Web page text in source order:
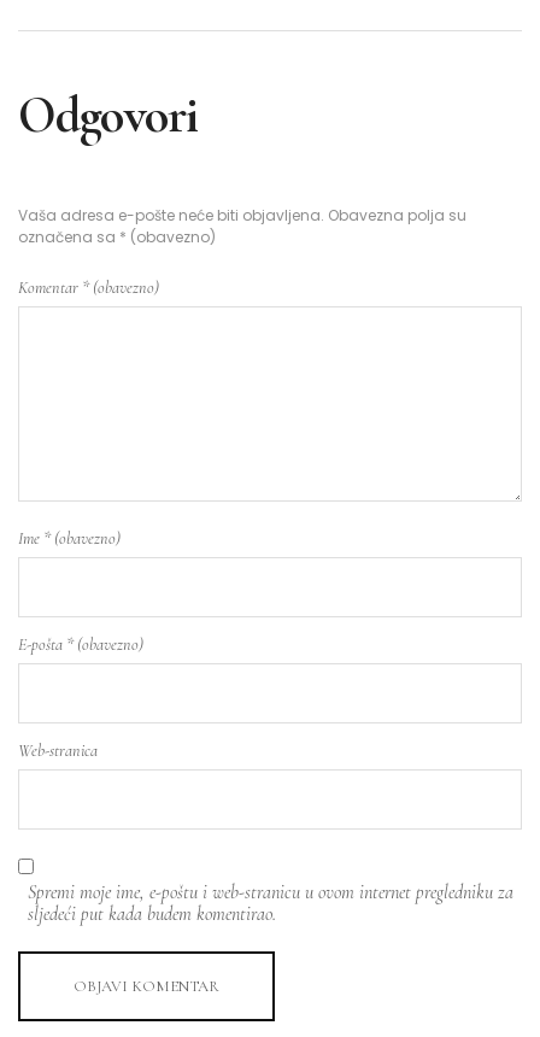
Odgovori
Vaša adresa e-pošte neće biti objavljena. Obavezna polja su
označena sa * (obavezno)
Komentar * (obavezno)
Ime * (obavezno)
E-pošta * (obavezno)
Web-stranica
Spremi moje ime, e-poštu i web-stranicu u ovom internet pregledniku za
sljedeći put kada budem komentirao.
OBJAVI KOMENTAR